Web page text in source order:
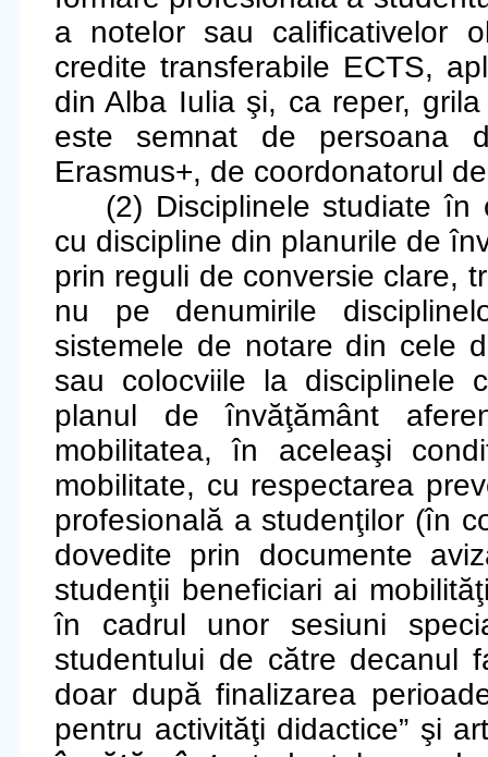
a notelor sau calificativelor
credite transferabile ECTS,
din Alba Iulia şi, ca reper,
este semnat de persoana
Erasmus+, de coordonatorul
(2) Disciplinele studiate în
cu discipline din planurile de
prin reguli de conversie clare,
nu pe denumirile
sistemele de notare din cele
sau colocviile la disciplinele
planul de învăţământ
mobilitatea, în aceleaşi
mobilitate, cu respectarea
profesională a studenţilor (în
dovedite prin documente
studenţii beneficiari ai
în cadrul unor sesiuni
studentului de către decanul
doar după finalizarea
pentru activităţi didactice” şi